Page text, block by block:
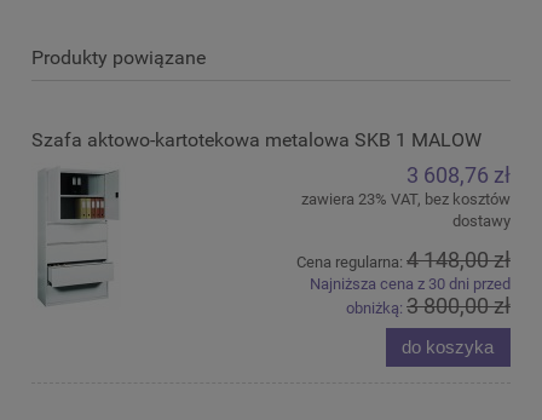
Produkty powiązane
Szafa aktowo-kartotekowa metalowa SKB 1 MALOW
3 608,76 zł
zawiera 23% VAT, bez kosztów
dostawy
Cena regularna: 4 148,00 zł
Najniższa cena z 30 dni przed
obniżką: 3 800,00 zł
do koszyka